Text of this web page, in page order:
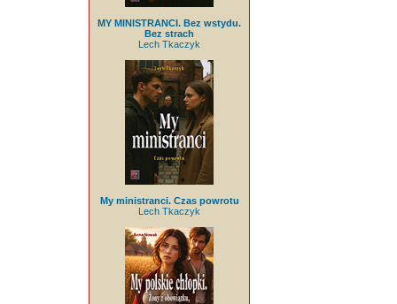
MY MINISTRANCI. Bez wstydu.
Bez strach
Lech Tkaczyk
My ministranci. Czas powrotu
Lech Tkaczyk